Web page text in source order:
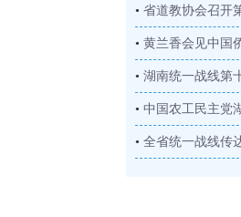
• 省道教协会召开
• 黄兰香会见中国
• 湖南统一战线第
• 中国农工民主党
• 全省统一战线传